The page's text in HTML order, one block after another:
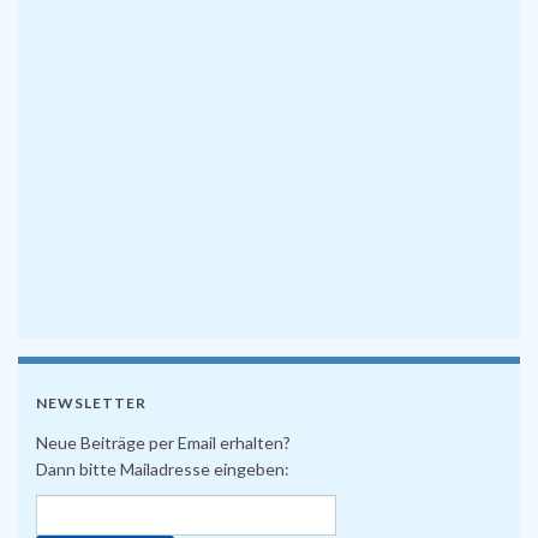
NEWSLETTER
Neue Beiträge per Email erhalten?
Dann bitte Mailadresse eingeben: